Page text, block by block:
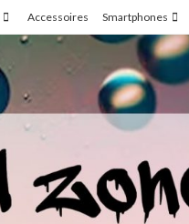
Accessoires Smartphones